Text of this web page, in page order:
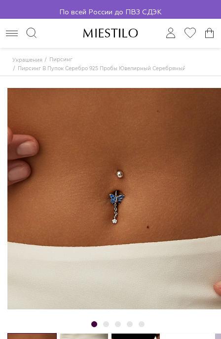
По всей России до ПВЗ СДЭК
Украшения
Пирсинг
Пирсинг В Пупок Серебро 925 Пробы Ювелирный Серебряный